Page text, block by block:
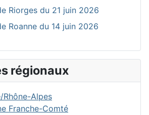
Riorges du 21 juin 2026
Roanne du 14 juin 2026
régionaux
Rhône-Alpes
Franche-Comté